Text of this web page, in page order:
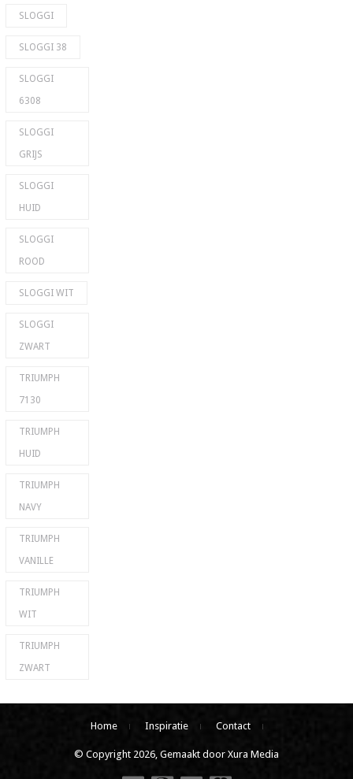
SLOGGI
SLOGGI 38
SLOGGI
6308
SLOGGI
GRIJS
SLOGGI
HUID
SLOGGI
ROOD
SLOGGI WIT
SLOGGI
ZWART
TRIUMPH
7130
TRIUMPH
HUID
TRIUMPH
NAVY
TRIUMPH
VANILLE
TRIUMPH
WIT
TRIUMPH
ZWART
Home Inspiratie Contact
© Copyright 2026, Gemaakt door Xura Media